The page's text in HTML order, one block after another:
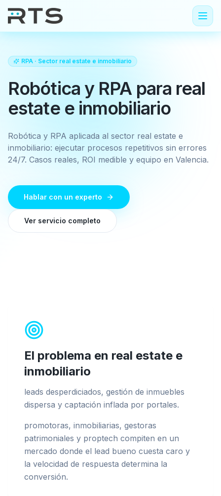
RPA · Sector real estate e inmobiliario
Robótica y RPA para real
estate e inmobiliario
Robótica y RPA aplicada al sector real estate e
inmobiliario: ejecutar procesos repetitivos sin errores
24/7. Casos reales, ROI medible y equipo en Valencia.
Hablar con un experto
Ver servicio completo
El problema en real estate e
inmobiliario
leads desperdiciados, gestión de inmuebles
dispersa y captación inflada por portales.
promotoras, inmobiliarias, gestoras
patrimoniales y proptech compiten en un
mercado donde el lead bueno cuesta caro y
la velocidad de respuesta determina la
conversión.